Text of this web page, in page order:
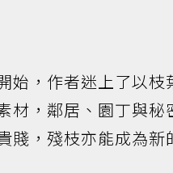
始，作者迷上了以枝
材，鄰居、園丁與秘
賤，殘枝亦能成為新